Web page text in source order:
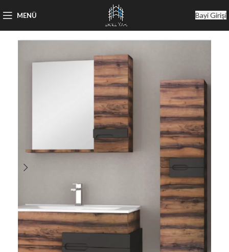
MENÜ Bayi Girişi